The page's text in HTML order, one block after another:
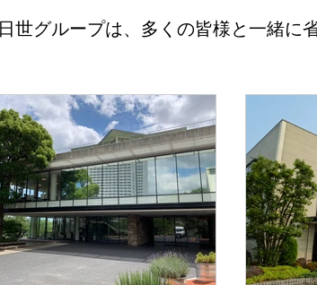
日世グループは、多くの皆様と一緒に